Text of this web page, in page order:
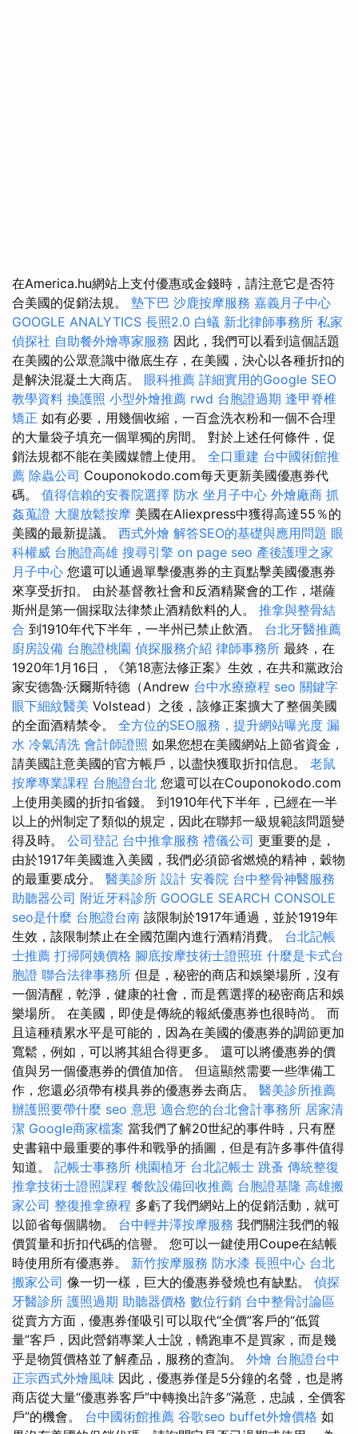
在America.hu網站上支付優惠或金錢時，請注意它是否符
合美國的促銷法規。 墊下巴 沙鹿按摩服務 嘉義月子中心
GOOGLE ANALYTICS 長照2.0 白蟻 新北律師事務所 私家
偵探社 自助餐外燴專家服務 因此，我們可以看到這個話題
在美國的公眾意識中徹底生存，在美國，決心以各種折扣的
是解決混凝土大商店。 眼科推薦 詳細實用的Google SEO
教學資料 換護照 小型外燴推薦 rwd 台胞證過期 逢甲脊椎
矯正 如有必要，用幾個收縮，一百盒洗衣粉和一個不合理
的大量袋子填充一個單獨的房間。 對於上述任何條件，促
銷法規都不能在美國媒體上使用。 全口重建 台中國術館推
薦 除蟲公司 Couponokodo.com每天更新美國優惠券代
碼。 值得信賴的安養院選擇 防水 坐月子中心 外燴廠商 抓
姦蒐證 大腿放鬆按摩 美國在Aliexpress中獲得高達55％的
美國的最新提議。 西式外燴 解答SEO的基礎與應用問題 眼
科權威 台胞證高雄 搜尋引擎 on page seo 產後護理之家
月子中心 您還可以通過單擊優惠券的主頁點擊美國優惠券
來享受折扣。 由於基督教社會和反酒精聚會的工作，堪薩
斯州是第一個採取法律禁止酒精飲料的人。 推拿與整骨結
合 到1910年代下半年，一半州已禁止飲酒。 台北牙醫推薦
廚房設備 台胞證桃園 偵探服務介紹 律師事務所 最終，在
1920年1月16日，《第18憲法修正案》生效，在共和黨政治
家安德魯·沃爾斯特德（Andrew 台中水療療程 seo 關鍵字
眼下細紋醫美 Volstead）之後，該修正案擴大了整個美國
的全面酒精禁令。 全方位的SEO服務，提升網站曝光度 漏
水 冷氣清洗 會計師證照 如果您想在美國網站上節省資金，
請美國註意美國的官方帳戶，以盡快獲取折扣信息。 老鼠
按摩專業課程 台胞證台北 您還可以在Couponokodo.com
上使用美國的折扣省錢。 到1910年代下半年，已經在一半
以上的州制定了類似的規定，因此在聯邦一級規範該問題變
得及時。 公司登記 台中推拿服務 禮儀公司 更重要的是，
由於1917年美國進入美國，我們必須節省燃燒的精神，穀物
的最重要成分。 醫美診所 設計 安養院 台中整骨神醫服務
助聽器公司 附近牙科診所 GOOGLE SEARCH CONSOLE
seo是什麼 台胞證台南 該限制於1917年通過，並於1919年
生效，該限制禁止在全國范圍內進行酒精消費。 台北記帳
士推薦 打掃阿姨價格 腳底按摩技術士證照班 什麼是卡式台
胞證 聯合法律事務所 但是，秘密的商店和娛樂場所，沒有
一個清醒，乾淨，健康的社會，而是舊選擇的秘密商店和娛
樂場所。 在美國，即使是傳統的報紙優惠券也很時尚。 而
且這種積累水平是可能的，因為在美國的優惠券的調節更加
寬鬆，例如，可以將其組合得更多。 還可以將優惠券的價
值與另一個優惠券的價值加倍。 但這顯然需要一些準備工
作，您還必須帶有模具券的優惠券去商店。 醫美診所推薦
辦護照要帶什麼 seo 意思 適合您的台北會計事務所 居家清
潔 Google商家檔案 當我們了解20世紀的事件時，只有歷
史書籍中最重要的事件和戰爭的插圖，但是有許多事件值得
知道。 記帳士事務所 桃園植牙 台北記帳士 跳蚤 傳統整復
推拿技術士證照課程 餐飲設備回收推薦 台胞證基隆 高雄搬
家公司 整復推拿療程 多虧了我們網站上的促銷活動，就可
以節省每個購物。 台中輕井澤按摩服務 我們關注我們的報
價質量和折扣代碼的信譽。 您可以一鍵使用Coupe在結帳
時使用所有優惠券。 新竹按摩服務 防水漆 長照中心 台北
搬家公司 像一切一樣，巨大的優惠券發燒也有缺點。 偵探
牙醫診所 護照過期 助聽器價格 數位行銷 台中整骨討論區
從賣方方面，優惠券僅吸引可以取代“全價”客戶的“低質
量”客戶，因此營銷專業人士說，轎跑車不是買家，而是幾
乎是物質價格並了解產品，服務的查詢。 外燴 台胞證台中
正宗西式外燴風味 因此，優惠券僅是5分鐘的名聲，也是將
商店從大量“優惠券客戶”中轉換出許多“滿意，忠誠，全價客
戶”的機會。 台中國術館推薦 谷歌seo buffet外燴價格 如